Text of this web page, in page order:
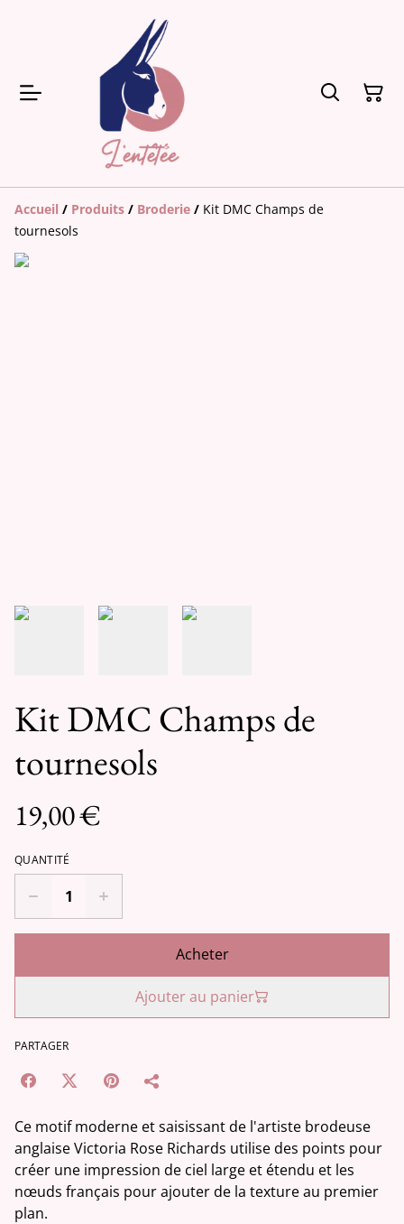
Accueil / Produits / Broderie / Kit DMC Champs de
tournesols
Kit DMC Champs de
tournesols
19,00 €
QUANTITÉ
Acheter
Ajouter au panier
PARTAGER
Ce motif moderne et saisissant de l'artiste brodeuse
anglaise Victoria Rose Richards utilise des points pour
créer une impression de ciel large et étendu et les
nœuds français pour ajouter de la texture au premier
plan.